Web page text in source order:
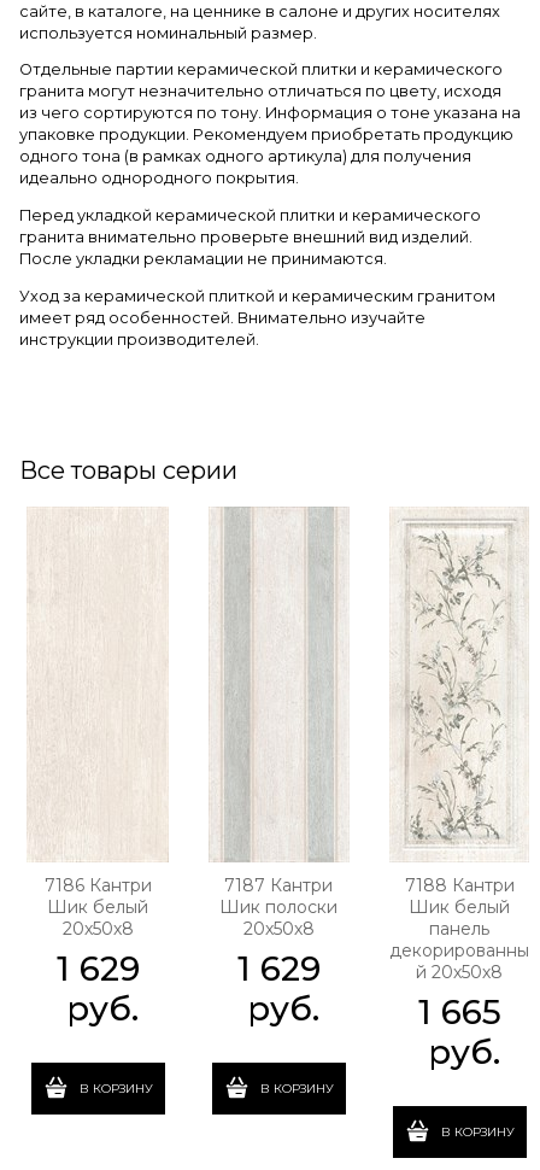
сайте, в каталоге, на ценнике в салоне и других носителях
используется номинальный размер.
Отдельные партии керамической плитки и керамического
гранита могут незначительно отличаться по цвету, исходя
из чего сортируются по тону. Информация о тоне указана на
упаковке продукции. Рекомендуем приобретать продукцию
одного тона (в рамках одного артикула) для получения
идеально однородного покрытия.
Перед укладкой керамической плитки и керамического
гранита внимательно проверьте внешний вид изделий.
После укладки рекламации не принимаются.
Уход за керамической плиткой и керамическим гранитом
имеет ряд особенностей. Внимательно изучайте
инструкции производителей.
Все товары серии
7186 Кантри
Шик белый
20х50х8
1 629
руб.
В КОРЗИНУ
7187 Кантри
Шик полоски
20х50х8
1 629
руб.
В КОРЗИНУ
7188 Кантри
Шик белый
панель
декорированны
й 20х50х8
1 665
руб.
В КОРЗИНУ